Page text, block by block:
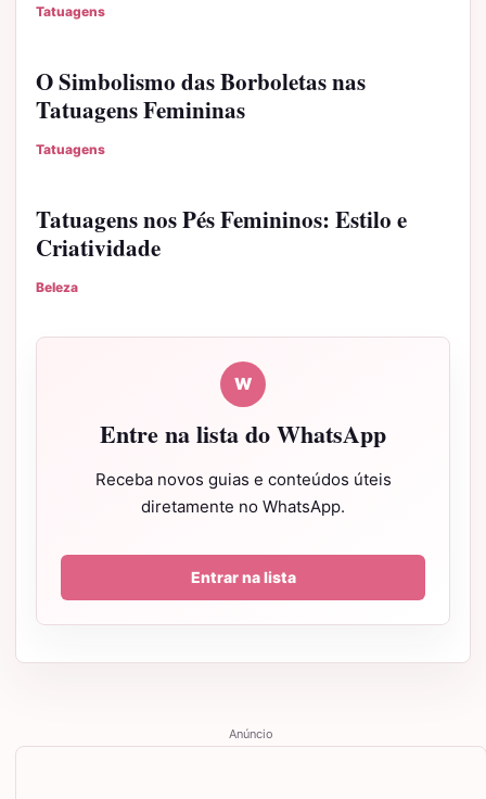
Tatuagens
O Simbolismo das Borboletas nas
Tatuagens Femininas
Tatuagens
Tatuagens nos Pés Femininos: Estilo e
Criatividade
Beleza
W
Entre na lista do WhatsApp
Receba novos guias e conteúdos úteis
diretamente no WhatsApp.
Entrar na lista
Anúncio